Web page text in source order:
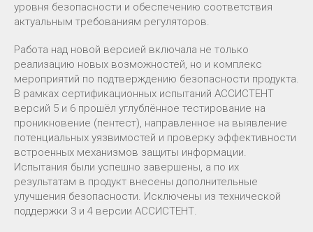
уровня безопасности и обеспечению соответствия
актуальным требованиям регуляторов.
Работа над новой версией включала не только
реализацию новых возможностей, но и комплекс
мероприятий по подтверждению безопасности продукта.
В рамках сертификационных испытаний АССИСТЕНТ
версий 5 и 6 прошёл углублённое тестирование на
проникновение (пентест), направленное на выявление
потенциальных уязвимостей и проверку эффективности
встроенных механизмов защиты информации.
Испытания были успешно завершены, а по их
результатам в продукт внесены дополнительные
улучшения безопасности. Исключены из технической
поддержки 3 и 4 версии АССИСТЕНТ.